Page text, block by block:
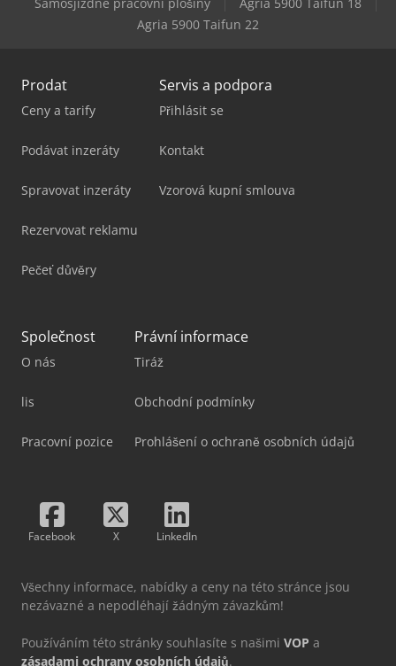
Timesavers 10 Series
Agria 5900 Taifun 22
Prodat
Ceny a tarify
Podávat inzeráty
Spravovat inzeráty
Rezervovat reklamu
Pečeť důvěry
Servis a podpora
Přihlásit se
Kontakt
Vzorová kupní smlouva
Společnost
O nás
lis
Pracovní pozice
Právní informace
Tiráž
Obchodní podmínky
Prohlášení o ochraně osobních údajů
Facebook X LinkedIn
Všechny informace, nabídky a ceny na této stránce jsou
nezávazné a nepodléhají žádným závazkům!
Používáním této stránky souhlasíte s našimi VOP a
zásadami ochrany osobních údajů.